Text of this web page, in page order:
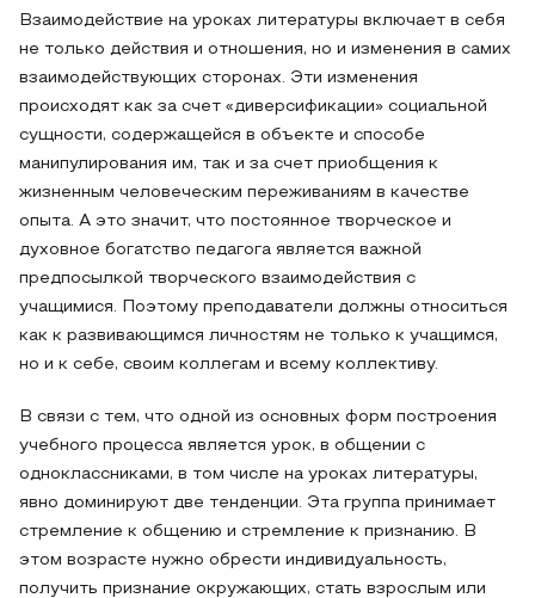
Взаимодействие на уроках литературы включает в себя
не только действия и отношения, но и изменения в самих
взаимодействующих сторонах. Эти изменения
происходят как за счет «диверсификации» социальной
сущности, содержащейся в объекте и способе
манипулирования им, так и за счет приобщения к
жизненным человеческим переживаниям в качестве
опыта. А это значит, что постоянное творческое и
духовное богатство педагога является важной
предпосылкой творческого взаимодействия с
учащимися. Поэтому преподаватели должны относиться
как к развивающимся личностям не только к учащимся,
но и к себе, своим коллегам и всему коллективу.
В связи с тем, что одной из основных форм построения
учебного процесса является урок, в общении с
одноклассниками, в том числе на уроках литературы,
явно доминируют две тенденции. Эта группа принимает
стремление к общению и стремление к признанию. В
этом возрасте нужно обрести индивидуальность,
получить признание окружающих, стать взрослым или